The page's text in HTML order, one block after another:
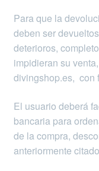
Para que la
deben ser
deterioros,
impidieran su
divingshop.es, con
El usuario deberá
bancaria para
de la compra,
anteriormente